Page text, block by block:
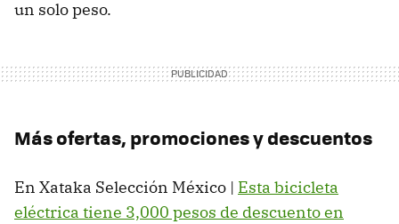
un solo peso.
Más ofertas, promociones y descuentos
En Xataka Selección México | Esta bicicleta
eléctrica tiene 3,000 pesos de descuento en